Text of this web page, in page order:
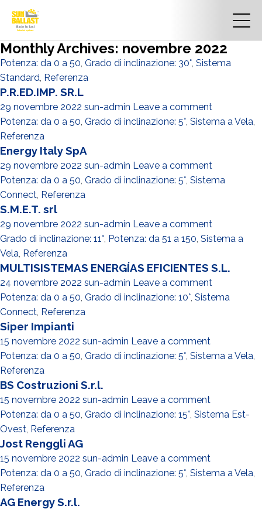
Monthly Archives: novembre 2022
Potenza: da 0 a 50, Grado di inclinazione: 30°, Sistema
Standard, Referenza
P.R.ED.IMP. SR.L
29 novembre 2022 sun-admin Leave a comment
Potenza: da 0 a 50, Grado di inclinazione: 5°, Sistema a Vela,
Referenza
Energy Italy SpA
29 novembre 2022 sun-admin Leave a comment
Potenza: da 0 a 50, Grado di inclinazione: 5°, Sistema
Connect, Referenza
S.M.E.T. srl
29 novembre 2022 sun-admin Leave a comment
Grado di inclinazione: 11°, Potenza: da 51 a 150, Sistema a
Vela, Referenza
MULTISISTEMAS ENERGÍAS EFICIENTES S.L.
24 novembre 2022 sun-admin Leave a comment
Potenza: da 0 a 50, Grado di inclinazione: 10°, Sistema
Connect, Referenza
Siper Impianti
15 novembre 2022 sun-admin Leave a comment
Potenza: da 0 a 50, Grado di inclinazione: 5°, Sistema a Vela,
Referenza
BS Costruzioni S.r.l.
15 novembre 2022 sun-admin Leave a comment
Potenza: da 0 a 50, Grado di inclinazione: 15°, Sistema Est-
Ovest, Referenza
Jost Renggli AG
15 novembre 2022 sun-admin Leave a comment
Potenza: da 0 a 50, Grado di inclinazione: 5°, Sistema a Vela,
Referenza
AG Energy S.r.l.